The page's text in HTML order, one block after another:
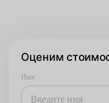
Оценим
Имя